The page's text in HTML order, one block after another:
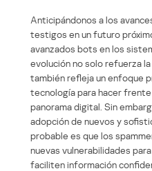
Anticipándonos a los
testigos en un futuro
avanzados bots en los
evolución no solo refuerza
también refleja un enfoque
tecnología para hacer
panorama digital. Sin
adopción de nuevos y
probable es que los
nuevas vulnerabilidades
faciliten información